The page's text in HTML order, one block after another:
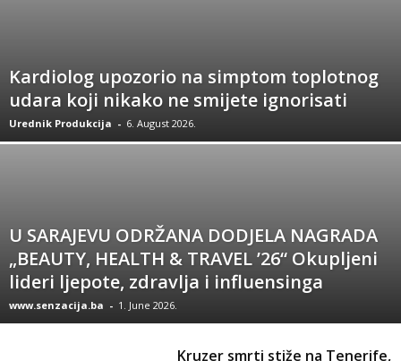
Kardiolog upozorio na simptom toplotnog
udara koji nikako ne smijete ignorisati
Urednik Produkcija - 6. August 2026.
U SARAJEVU ODRŽANA DODJELA NAGRADA
„BEAUTY, HEALTH & TRAVEL ’26“ Okupljeni
lideri ljepote, zdravlja i influensinga
www.senzacija.ba - 1. June 2026.
Kruzer smrti stiže na Tenerife,